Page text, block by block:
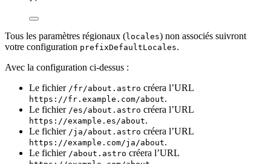
Tous les paramètres régionaux (locales) non associés suivront
votre configuration prefixDefaultLocales.
Avec la configuration ci-dessus :
Le fichier /fr/about.astro créera l’URL
https://fr.example.com/about.
Le fichier /es/about.astro créera l’URL
https://example.es/about.
Le fichier /ja/about.astro créera l’URL
https://example.com/ja/about.
Le fichier /about.astro créera l’URL